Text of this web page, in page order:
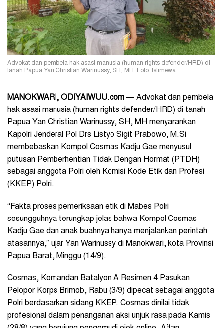
Advokat dan pembela hak asasi manusia (human rights defender/HRD) di
tanah Papua Yan Christian Warinussy, SH, MH. Foto: Istimewa
MANOKWARI, ODIYAIWUU.com — Advokat dan pembela
hak asasi manusia (human rights defender/HRD) di tanah
Papua Yan Christian Warinussy, SH, MH menyarankan
Kapolri Jenderal Pol Drs Listyo Sigit Prabowo, M.Si
membebaskan Kompol Cosmas Kadju Gae menyusul
putusan Pemberhentian Tidak Dengan Hormat (PTDH)
sebagai anggota Polri oleh Komisi Kode Etik dan Profesi
(KKEP) Polri.
“Fakta proses pemeriksaan etik di Mabes Polri
sesungguhnya terungkap jelas bahwa Kompol Cosmas
Kadju Gae dan anak buahnya hanya menjalankan perintah
atasannya,” ujar Yan Warinussy di Manokwari, kota Provinsi
Papua Barat, Minggu (14/9).
Cosmas, Komandan Batalyon A Resimen 4 Pasukan
Pelopor Korps Brimob, Rabu (3/9) dipecat sebagai anggota
Polri berdasarkan sidang KKEP. Cosmas dinilai tidak
profesional dalam penanganan aksi unjuk rasa pada Kamis